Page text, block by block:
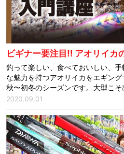
ビギナー要注目!! アオリイカ
釣って楽しい、食べておいしい、
な魅力を持つアオリイカをエギン
秋〜初冬のシーズンです。大型こ
2020.09.01